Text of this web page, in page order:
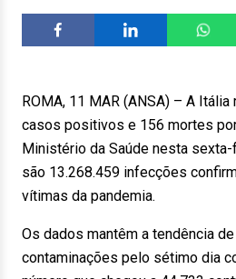
ROMA, 11 MAR (ANSA) – A
casos positivos e 156 mortes
Ministério da Saúde nesta
são 13.268.459 infecções
vítimas da pandemia.
Os dados mantêm a tendência
contaminações pelo sétimo dia